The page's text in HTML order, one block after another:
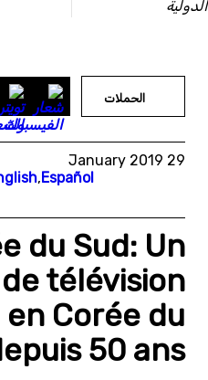
الحملات
29 January 2019
,Español
du Sud: Un
télévision
Corée du
50 ans